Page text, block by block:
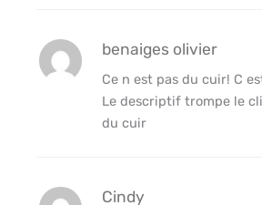
benaiges olivier
Ce n est pas du cuir! C
Le descriptif trompe le
du cuir
Cindy